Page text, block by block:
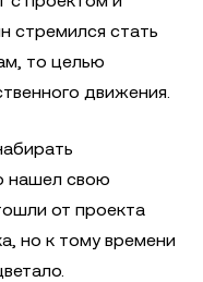
стремился стать
то целью
движения.
нашел свою
от проекта
но к тому времени